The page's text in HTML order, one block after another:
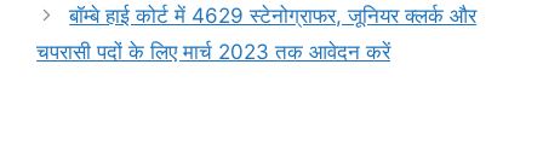
बॉम्बे हाई कोर्ट में 4629 स्टेनोग्राफर, जूनियर क्लर्क और
चपरासी पदों के लिए मार्च 2023 तक आवेदन करें